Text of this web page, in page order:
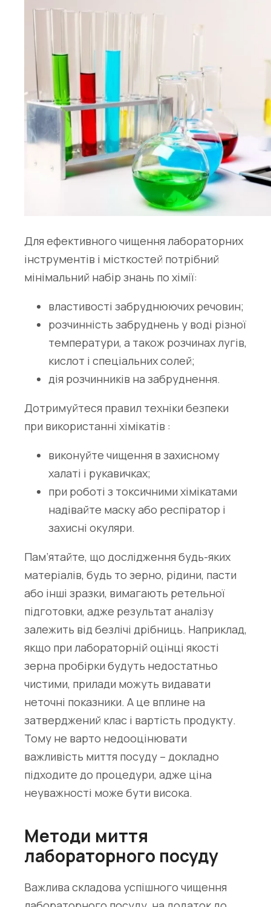
Для ефективного чищення лабораторних
інструментів і місткостей потрібний
мінімальний набір знань по хімії:
властивості забруднюючих речовин;
розчинність забруднень у воді різної
температури, а також розчинах лугів,
кислот і спеціальних солей;
дія розчинників на забруднення.
Дотримуйтеся правил техніки безпеки
при використанні хімікатів :
виконуйте чищення в захисному
халаті і рукавичках;
при роботі з токсичними хімікатами
надівайте маску або респіратор і
захисні окуляри.
Пам’ятайте, що дослідження будь-яких
матеріалів, будь то зерно, рідини, пасти
або інші зразки, вимагають ретельної
підготовки, адже результат аналізу
залежить від безлічі дрібниць. Наприклад,
якщо при лабораторній оцінці якості
зерна пробірки будуть недостатньо
чистими, прилади можуть видавати
неточні показники. А це вплине на
затверджений клас і вартість продукту.
Тому не варто недооцінювати
важливість миття посуду – докладно
підходите до процедури, адже ціна
неуважності може бути висока.
Методи миття
лабораторного посуду
Важлива складова успішного чищення